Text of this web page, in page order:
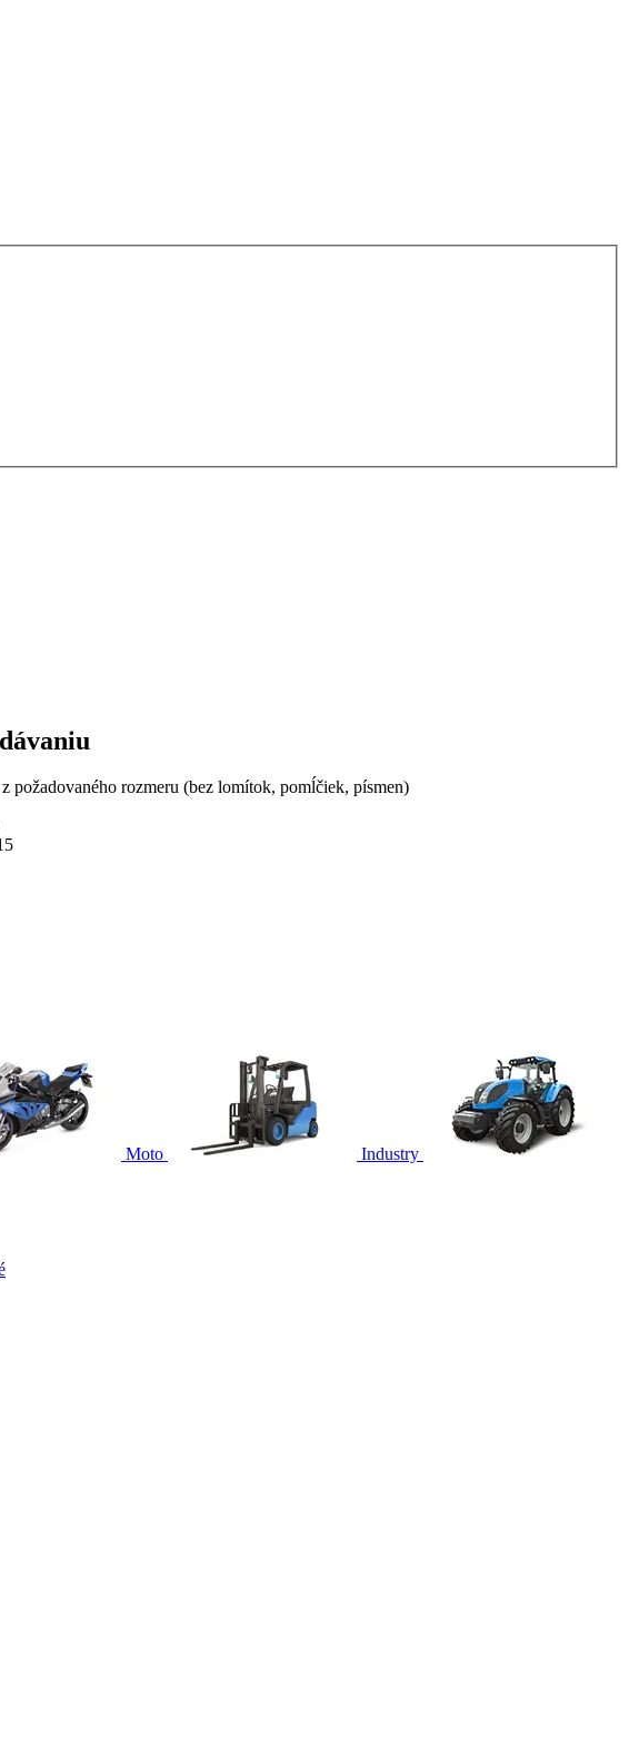
rozmeru (bez lomítok, pomĺčiek, písmen)
Moto Industry